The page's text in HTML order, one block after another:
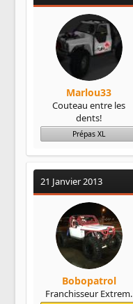
Marlou33
Couteau entre les
dents!
Prépas XL
21 Janvier 2013
Bobopatrol
Franchisseur Extrem.